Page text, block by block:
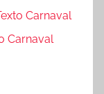
Carnaval
Carnaval